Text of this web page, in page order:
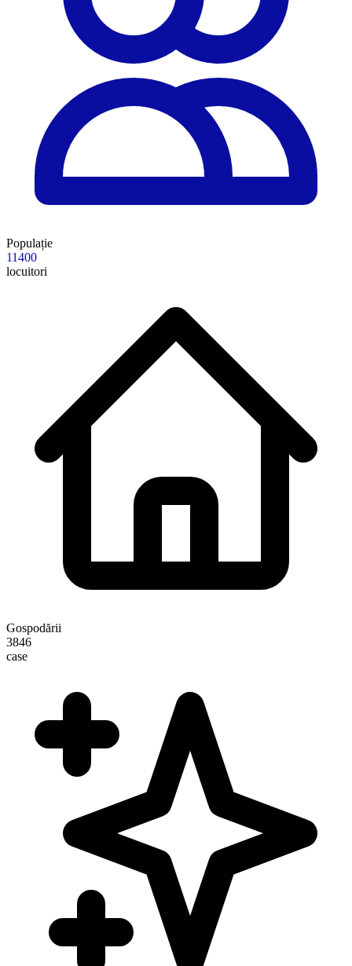
Populație
11400
locuitori
Gospodării
3846
case